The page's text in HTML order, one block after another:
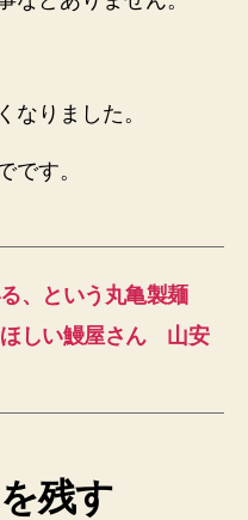
なりました。
です。
、という丸亀製麺
しい鰻屋さん 山安
残す